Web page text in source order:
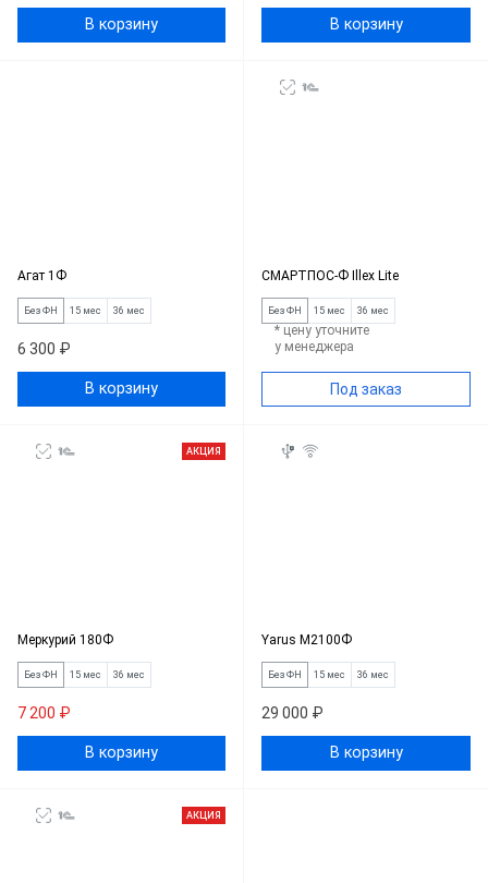
В корзину В корзину
Агат 1Ф
Без ФН 15 мес 36 мес
6 300 ₽
В корзину
СМАРТПОС-Ф Illex Lite
Без ФН 15 мес 36 мес
* цену уточните
у менеджера
Под заказ
АКЦИЯ
Меркурий 180Ф
Без ФН 15 мес 36 мес
7 200 ₽
В корзину
Yarus M2100Ф
Без ФН 15 мес 36 мес
29 000 ₽
В корзину
АКЦИЯ